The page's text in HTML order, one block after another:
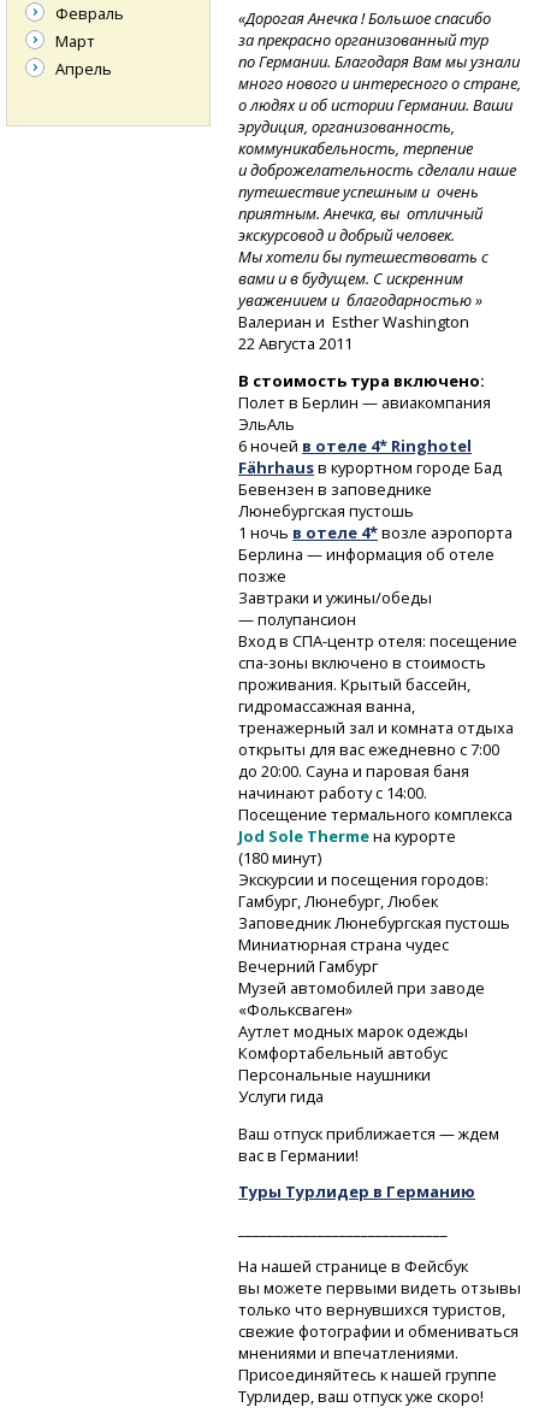
«Дорогая Анечка ! Большое спасибо
за прекрасно организованный тур
по Германии. Благодаря Вам мы узнали
много нового и интересного о стране,
о людях и об истории Германии. Ваши
эрудиция, организованность,
коммуникабельность, терпение
и доброжелательность сделали наше
путешествие успешным и очень
приятным. Анечка, вы отличный
экскурсовод и добрый человек.
Мы хотели бы путешествовать с
вами и в будущем. С искренним
уважениием и благодарностью »
Валериан и Esther Washington
22 Августа 2011
В стоимость тура включено:
Полет в Берлин — авиакомпания
ЭльАль
6 ночей в отеле 4* Ringhotel
Fährhausв курортном городе Бад
Бевензен в заповеднике
Люнебургская пустошь
1 ночь в отеле 4*возле аэропорта
Берлина — информация об отеле
позже
Завтраки и ужины/обеды
— полупансион
Входв СПА-центр отеля: посещение
спа-зоны включено в стоимость
проживания. Крытый бассейн,
гидромассажная ванна,
тренажерный зал и комната отдыха
открыты для вас ежедневно с 7:00
до 20:00. Сауна и паровая баня
начинают работу с 14:00.
Посещение термального комплекса
Jod Sole Thermeна курорте
(180 минут)
Экскурсии и посещения городов:
Гамбург, Люнебург, Любек
Заповедник Люнебургская пустошь
Миниатюрная страна чудес
Вечерний Гамбург
Музей автомобилей при заводе
«Фольксваген»
Аутлет модных марок одежды
Комфортабельный автобус
Персональные наушники
Услуги гида
Ваш отпуск приближается — ждем
вас в Германии!
Туры Турлидер в Германию
На нашей странице в Фейсбук
вы можете первыми видеть отзывы
только что вернувшихся туристов,
свежие фотографии и обмениваться
мнениями и впечатлениями.
Присоединяйтесь к нашей группе
Турлидер, ваш отпуск уже скоро!
Февраль
Март
Апрель